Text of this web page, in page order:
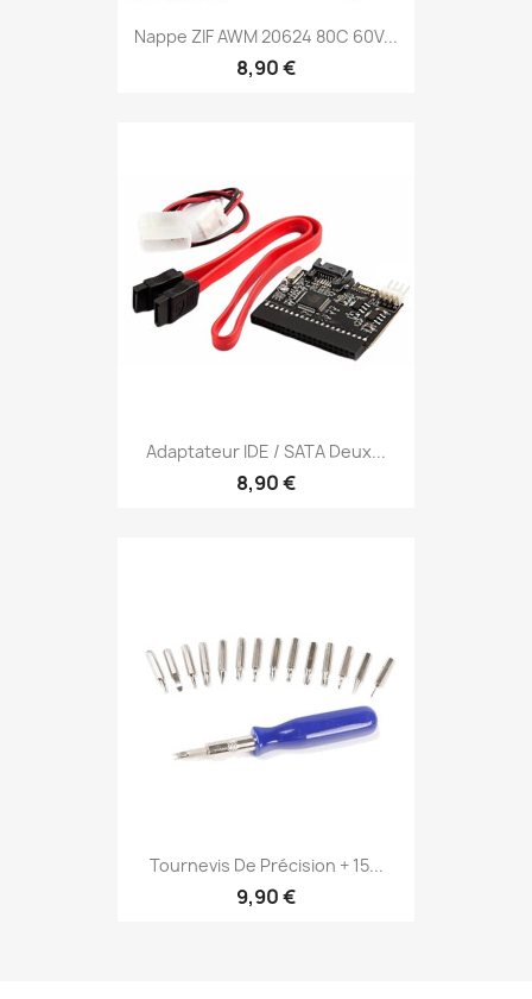
Nappe ZIF AWM 20624 80C 60V...
8,90 €
Adaptateur IDE / SATA Deux...
8,90 €
Tournevis De Précision + 15...
9,90 €